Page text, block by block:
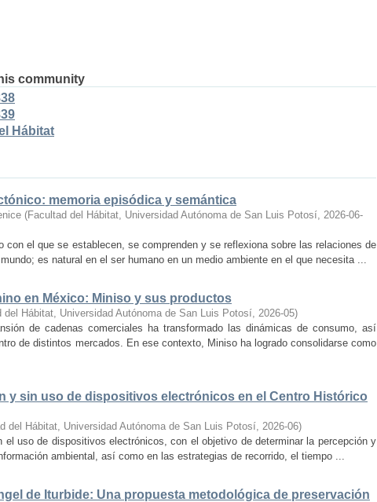
community
Hábitat
memoria episódica y semántica
(Facultad del Hábitat, Universidad Autónoma de San Luis Potosí, 2026-06-
con el que se establecen, se comprenden y se reflexiona sobre las relaciones de
es natural en el ser humano en un medio ambiente en el que necesita ...
en México: Miniso y sus productos
del Hábitat, Universidad Autónoma de San Luis Potosí, 2026-05)
de cadenas comerciales ha transformado las dinámicas de consumo, así
de distintos mercados. En ese contexto, Miniso ha logrado consolidarse como
y sin uso de dispositivos electrónicos en el Centro Histórico
del Hábitat, Universidad Autónoma de San Luis Potosí, 2026-06)
uso de dispositivos electrónicos, con el objetivo de determinar la percepción y
ambiental, así como en las estrategias de recorrido, el tiempo ...
de Iturbide: Una propuesta metodológica de preservación